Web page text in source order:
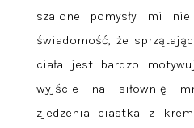
szalone pomysły mi
świadomość, że
ciała jest bardzo
wyjście na siłownię
zjedzenia ciastka z